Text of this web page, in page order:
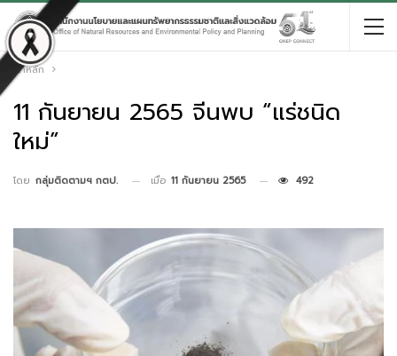
หน้าหลัก
11 กันยายน 2565 จีนพบ “แร่ชนิด
ใหม่”
โดย กลุ่มติดตามฯ กตป. เมื่อ 11 กันยายน 2565 492